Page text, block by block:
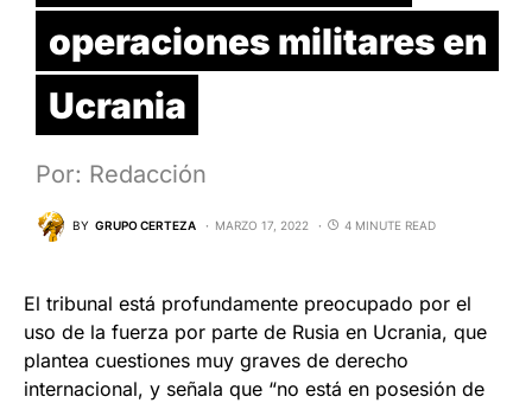
operaciones militares en
Ucrania
Por: Redacción
BY GRUPO CERTEZA MARZO 17, 2022 4 MINUTE READ
El tribunal está profundamente preocupado por el
uso de la fuerza por parte de Rusia en Ucrania, que
plantea cuestiones muy graves de derecho
internacional, y señala que “no está en posesión de